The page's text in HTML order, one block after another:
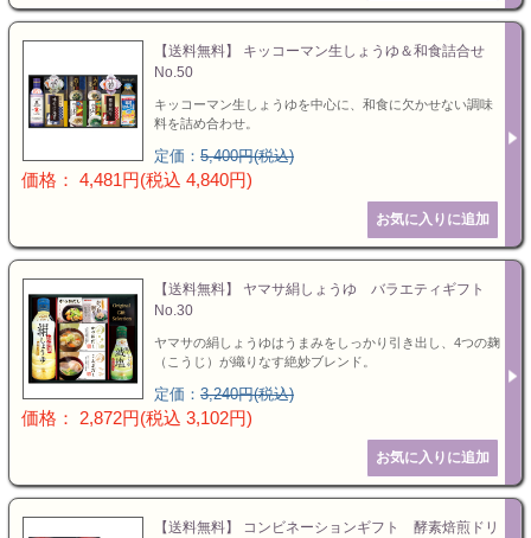
【送料無料】 キッコーマン生しょうゆ＆和食詰合せ
No.50
キッコーマン生しょうゆを中心に、和食に欠かせない調味
料を詰め合わせ。
定価： 5,400円(税込)
価格： 4,481円(税込 4,840円)
【送料無料】 ヤマサ絹しょうゆ バラエティギフト
No.30
ヤマサの絹しょうゆはうまみをしっかり引き出し、4つの麹
（こうじ）が織りなす絶妙ブレンド。
定価： 3,240円(税込)
価格： 2,872円(税込 3,102円)
【送料無料】 コンビネーションギフト 酵素焙煎ドリ